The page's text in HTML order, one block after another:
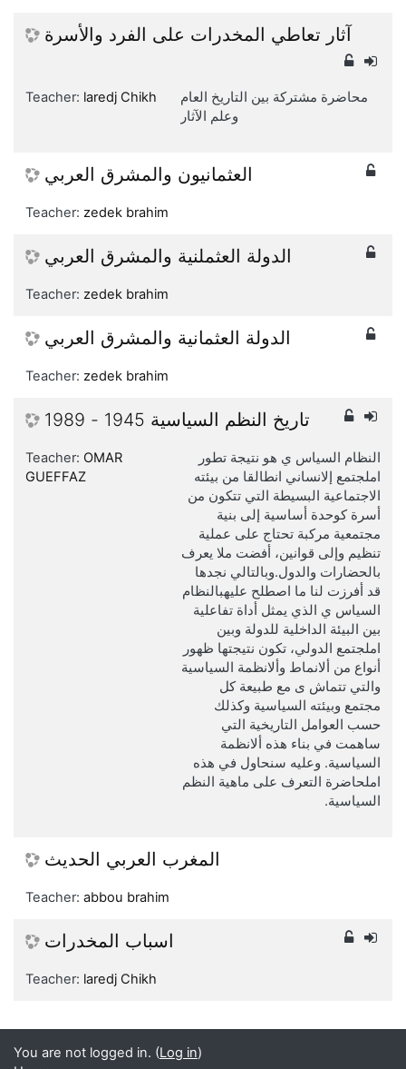
آثار تعاطي المخدرات على الفرد والأسرة
محاضرة مشتركة بين التاريخ العام
وعلم الآثار
Teacher: laredj Chikh
العثمانيون والمشرق العربي
Teacher: zedek brahim
الدولة العثملنية والمشرق العربي
Teacher: zedek brahim
الدولة العثمانية والمشرق العربي
Teacher: zedek brahim
تاريخ النظم السياسية 1945 - 1989
النظام السياس ي هو نتيجة تطور
املجتمع إلانساني انطالقا من بيئته
الاجتماعية البسيطة التي تتكون من
أسرة كوحدة أساسية إلى بنية
مجتمعية مركبة تحتاج على عملية
تنظيم وإلى قوانين، أفضت ملا يعرف
بالحضارات والدول.وبالتالي نجدها
قد أفرزت لنا ما اصطلح عليهبالنظام
السياس ي الذي يمثل أداة تفاعلية
بين البيئة الداخلية للدولة وبين
املجتمع الدولي، تكون نتيجتها ظهور
أنواع من ألانماط وألانظمة السياسية
والتي تتماش ى مع طبيعة كل
مجتمع وبيئته السياسية وكذلك
حسب العوامل التاريخية التي
ساهمت في بناء هذه ألانظمة
السياسية. وعليه سنحاول في هذه
املحاضرة التعرف على ماهية النظم
السياسية.
Teacher: OMAR
GUEFFAZ
المغرب العربي الحديث
Teacher: abbou brahim
اسباب المخدرات
Teacher: laredj Chikh
You are not logged in. (Log in)